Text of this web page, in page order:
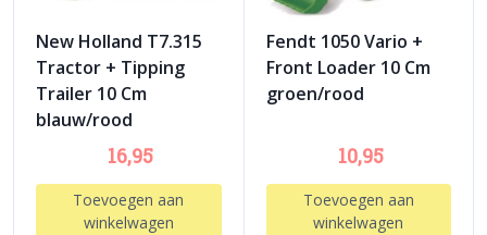
New Holland T7.315
Tractor + Tipping
Trailer 10 Cm
blauw/rood
16,95
Toevoegen aan
winkelwagen
Fendt 1050 Vario +
Front Loader 10 Cm
groen/rood
10,95
Toevoegen aan
winkelwagen